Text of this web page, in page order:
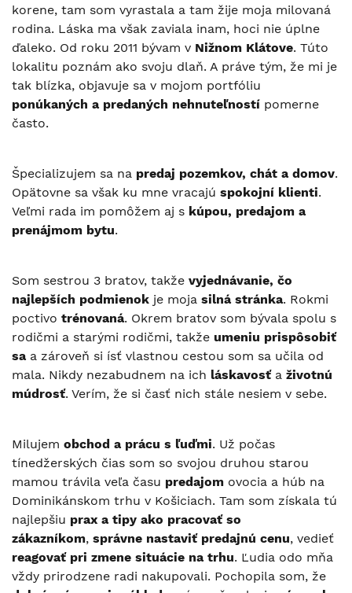
korene, tam som vyrastala a tam žije moja milovaná
rodina. Láska ma však zaviala inam, hoci nie úplne
ďaleko. Od roku 2011 bývam v Nižnom Klátove. Túto
lokalitu poznám ako svoju dlaň. A práve tým, že mi je
tak blízka, objavuje sa v mojom portfóliu
ponúkaných a predaných nehnuteľností pomerne
často.
Špecializujem sa na predaj pozemkov, chát a domov.
Opätovne sa však ku mne vracajú spokojní klienti.
Veľmi rada im pomôžem aj s kúpou, predajom a
prenájmom bytu.
Som sestrou 3 bratov, takže vyjednávanie, čo
najlepších podmienok je moja silná stránka. Rokmi
poctivo trénovaná. Okrem bratov som bývala spolu s
rodičmi a starými rodičmi, takže umeniu prispôsobiť
saa zároveň si ísť vlastnou cestou som sa učila od
mala. Nikdy nezabudnem na ich láskavosťa životnú
múdrosť. Verím, že si časť nich stále nesiem v sebe.
Milujem obchod a prácu s ľuďmi. Už počas
tínedžerských čias som so svojou druhou starou
mamou trávila veľa času predajom ovocia a húb na
Dominikánskom trhu v Košiciach. Tam som získala tú
najlepšiu prax a tipy ako pracovať so
zákazníkom, správne nastaviť predajnú cenu, vedieť
reagovať pri zmene situácie na trhu. Ľudia odo mňa
vždy prirodzene radi nakupovali. Pochopila som, že